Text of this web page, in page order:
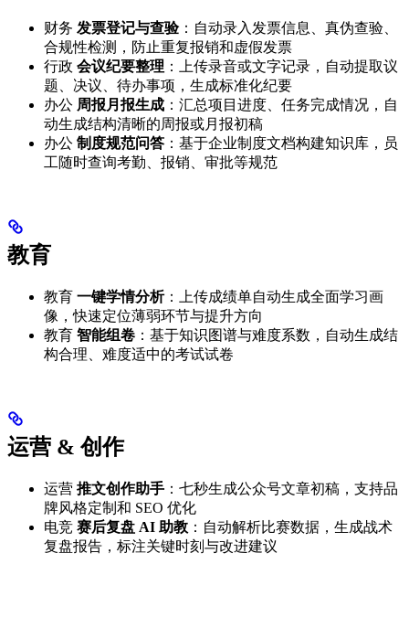
财务 发票登记与查验：自动录入发票信息、真伪查验、
合规性检测，防止重复报销和虚假发票
行政 会议纪要整理 ：上传录音或文字记录，自动提取议
题、决议、待办事项，生成标准化纪要
办公 周报月报生成 ：汇总项目进度、任务完成情况，自
动生成结构清晰的周报或月报初稿
办公 制度规范问答 ：基于企业制度文档构建知识库，员
工随时查询考勤、报销、审批等规范
教育
教育 一键学情分析：上传成绩单自动生成全面学习画
像，快速定位薄弱环节与提升方向
教育 智能组卷 ：基于知识图谱与难度系数，自动生成结
构合理、难度适中的考试试卷
运营 & 创作
运营 推文创作助手 ：七秒生成公众号文章初稿，支持品
牌风格定制和 SEO 优化
电竞 赛后复盘 AI 助教 ：自动解析比赛数据，生成战术
复盘报告，标注关键时刻与改进建议